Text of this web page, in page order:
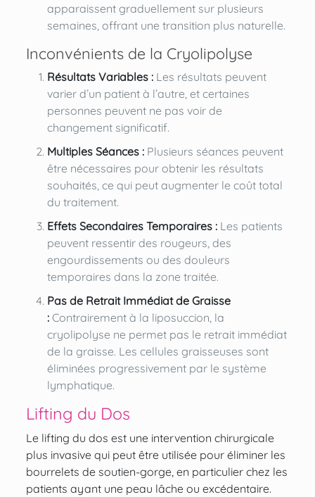
apparaissent graduellement sur plusieurs
semaines, offrant une transition plus naturelle.
Inconvénients de la Cryolipolyse
Résultats Variables :Les résultats peuvent
varier d’un patient à l’autre, et certaines
personnes peuvent ne pas voir de
changement significatif.
Multiples Séances :Plusieurs séances peuvent
être nécessaires pour obtenir les résultats
souhaités, ce qui peut augmenter le coût total
du traitement.
Effets Secondaires Temporaires :Les patients
peuvent ressentir des rougeurs, des
engourdissements ou des douleurs
temporaires dans la zone traitée.
Pas de Retrait Immédiat de Graisse
:Contrairement à la liposuccion, la
cryolipolyse ne permet pas le retrait immédiat
de la graisse. Les cellules graisseuses sont
éliminées progressivement par le système
lymphatique.
Lifting du Dos
Le lifting du dos est une intervention chirurgicale
plus invasive qui peut être utilisée pour éliminer les
bourrelets de soutien-gorge, en particulier chez les
patients ayant une peau lâche ou excédentaire.